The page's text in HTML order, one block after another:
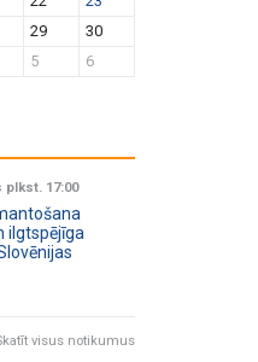
29
30
5 6
plkst. 17:00
ilgtspējīga
visus notikumus